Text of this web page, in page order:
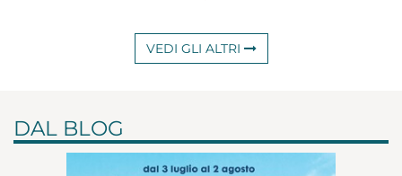
VEDI GLI ALTRI
DAL BLOG